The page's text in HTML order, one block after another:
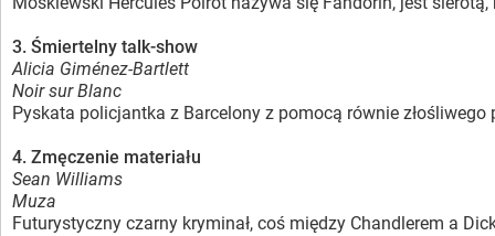
3. Śmiertelny talk-show
Alicia Giménez-Bartlett
Noir sur Blanc
Pyskata policjantka z Barcelony z pomocą równie
4. Zmęczenie materiału
Sean Williams
Muza
Futurystyczny czarny kryminał, coś między Chandlerem a